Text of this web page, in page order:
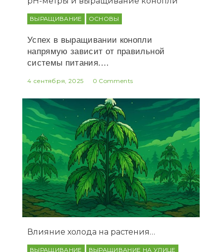
ВЫРАЩИВАНИЕ ОСНОВЫ
Успех в выращивании конопли
напрямую зависит от правильной
системы питания.…
4 сентября, 2025 0 Comments
Влияние холода на растения…
ВЫРАЩИВАНИЕ ВЫРАЩИВАНИЕ НА УЛИЦЕ